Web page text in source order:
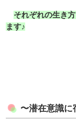
それぞれの生き
ます♪
〜潜在意識に